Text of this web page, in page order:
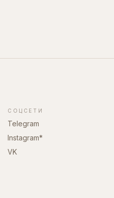
СОЦСЕТИ
Telegram
Instagram*
VK